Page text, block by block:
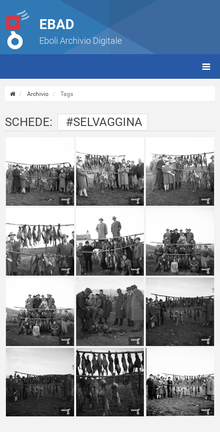
EBAD
Eboli Archivio Digitale
Archivio Tags
SCHEDE: #SELVAGGINA